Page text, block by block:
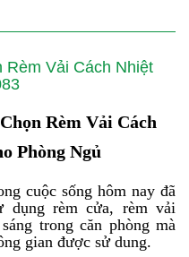
Vải Cách Nhiệt
Rèm Vải Cách
Phòng Ngủ
cuộc sống hôm nay đã
dụng rèm cửa, rèm vải
trong căn phòng mà
gian được sử dung.